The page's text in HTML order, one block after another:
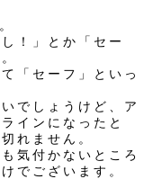
！」とか「セー
「セーフ」といっ
でしょうけど、ア
インになったと
れません。
気付かないところ
でございます。